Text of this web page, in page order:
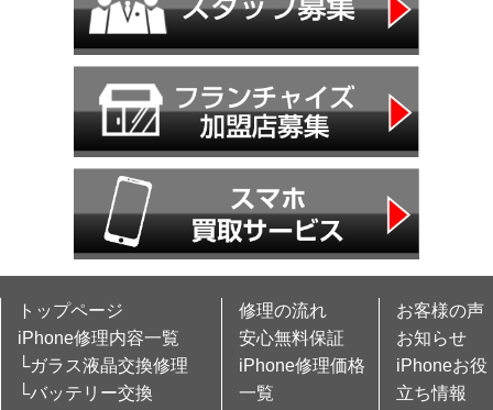
トップページ
iPhone修理内容一覧
└ガラス液晶交換修理
└バッテリー交換
修理の流れ
安心無料保証
iPhone修理価格
一覧
お客様の声
お知らせ
iPhoneお役
立ち情報